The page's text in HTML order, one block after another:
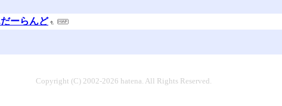
ーらんど
Copyright (C) 2002-2026 hatena. All Rights Reserved.